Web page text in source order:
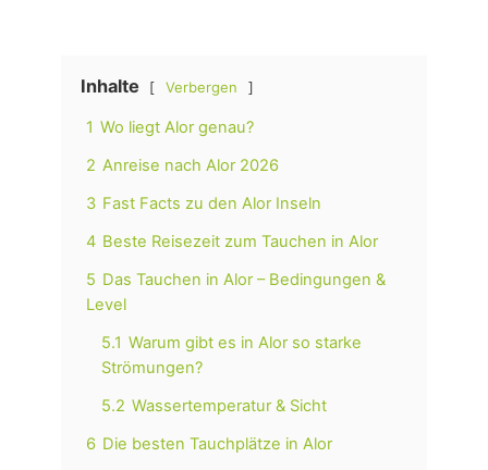
Inhalte Verbergen
1 Wo liegt Alor genau?
2 Anreise nach Alor 2026
3 Fast Facts zu den Alor Inseln
4 Beste Reisezeit zum Tauchen in Alor
5 Das Tauchen in Alor – Bedingungen &
Level
5.1 Warum gibt es in Alor so starke
Strömungen?
5.2 Wassertemperatur & Sicht
6 Die besten Tauchplätze in Alor